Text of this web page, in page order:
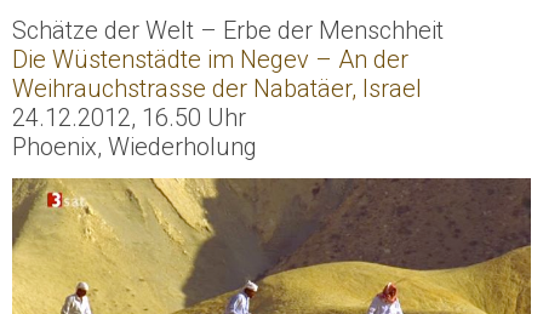
Schätze der Welt – Erbe der Menschheit
Die Wüstenstädte im Negev – An der
Weihrauchstrasse der Nabatäer, Israel
24.12.2012, 16.50 Uhr
Phoenix, Wiederholung